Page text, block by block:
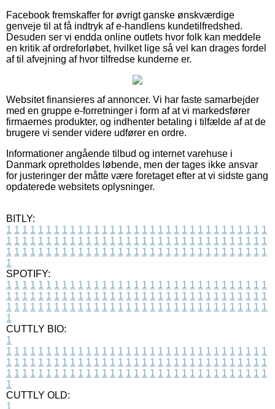
Facebook fremskaffer for øvrigt ganske ønskværdige
genveje til at få indtryk af e-handlens kundetilfredshed.
Desuden ser vi endda online outlets hvor folk kan meddele
en kritik af ordreforløbet, hvilket lige så vel kan drages fordel
af til afvejning af hvor tilfredse kunderne er.
Websitet finansieres af annoncer. Vi har faste samarbejder
med en gruppe e-forretninger i form af at vi markedsfører
firmaernes produkter, og indhenter betaling i tilfælde af at de
brugere vi sender videre udfører en ordre.
Informationer angående tilbud og internet varehuse i
Danmark opretholdes løbende, men der tages ikke ansvar
for justeringer der måtte være foretaget efter at vi sidste gang
opdaterede websitets oplysninger.
BITLY:
1 1 1 1 1 1 1 1 1 1 1 1 1 1 1 1 1 1 1 1 1 1 1 1 1 1 1 1 1 1 1 1 1
1 1 1 1 1 1 1 1 1 1 1 1 1 1 1 1 1 1 1 1 1 1 1 1 1 1 1 1 1 1 1 1 1
1 1 1 1 1 1 1 1 1 1 1 1 1 1 1 1 1 1 1 1 1 1 1 1 1 1 1 1 1 1 1 1 1
1
SPOTIFY:
1 1 1 1 1 1 1 1 1 1 1 1 1 1 1 1 1 1 1 1 1 1 1 1 1 1 1 1 1 1 1 1 1
1 1 1 1 1 1 1 1 1 1 1 1 1 1 1 1 1 1 1 1 1 1 1 1 1 1 1 1 1 1 1 1 1
1 1 1 1 1 1 1 1 1 1 1 1 1 1 1 1 1 1 1 1 1 1 1 1 1 1 1 1 1 1 1 1 1
1
CUTTLY BIO:
1
1 1 1 1 1 1 1 1 1 1 1 1 1 1 1 1 1 1 1 1 1 1 1 1 1 1 1 1 1 1 1 1 1
1 1 1 1 1 1 1 1 1 1 1 1 1 1 1 1 1 1 1 1 1 1 1 1 1 1 1 1 1 1 1 1 1
1 1 1 1 1 1 1 1 1 1 1 1 1 1 1 1 1 1 1 1 1 1 1 1 1 1 1 1 1 1 1 1 1
1
CUTTLY OLD:
1